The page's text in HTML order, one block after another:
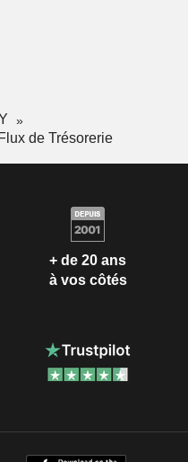
Flux de Trésorerie
+ de 20 ans
à vos côtés